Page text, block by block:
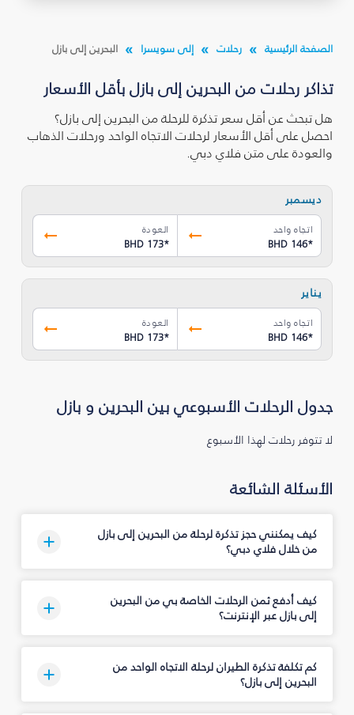
الصفحة الرئيسية رحلات إلى سويسرا البحرين إلى بازل
تذاكر رحلات من البحرين إلى بازل بأقل الأسعار
هل تبحث عن أقل سعر تذكرة للرحلة من البحرين إلى بازل؟
احصل على أقل الأسعار لرحلات الاتجاه الواحد ورحلات الذهاب
والعودة على متن فلاي دبي.
ديسمبر
اتجاه واحد
BHD 146*
العودة
BHD 173*
يناير
اتجاه واحد
BHD 146*
العودة
BHD 173*
جدول الرحلات الأسبوعي بين البحرين و بازل
لا تتوفر رحلات لهذا الأسبوع
الأسئلة الشائعة
كيف يمكنني حجز تذكرة لرحلة من البحرين إلى بازل
من خلال فلاي دبي؟
كيف أدفع ثمن الرحلات الخاصة بي من البحرين
إلى بازل عبر الإنترنت؟
كم تكلفة تذكرة الطيران لرحلة الاتجاه الواحد من
البحرين إلى بازل؟